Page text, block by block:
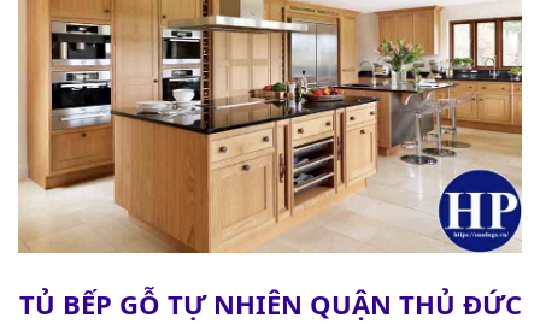
TỦ BẾP GỖ TỰ NHIÊN QUẬN THỦ ĐỨC